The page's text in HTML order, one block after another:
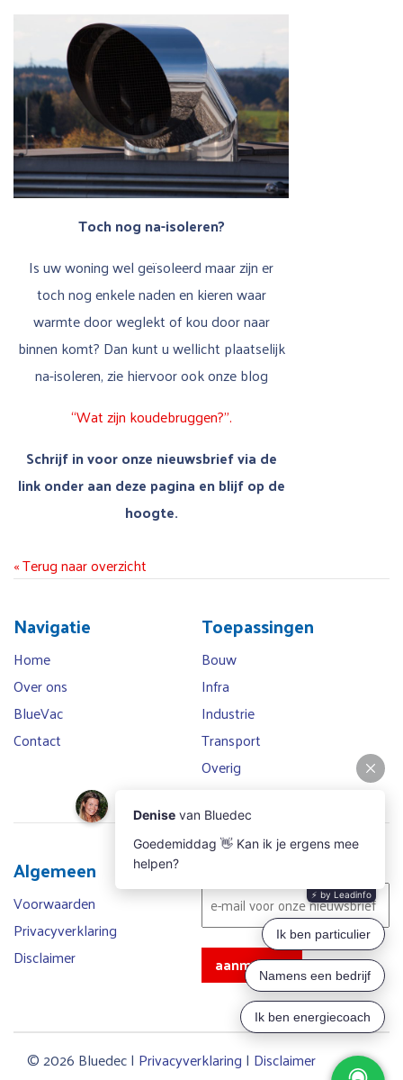
Toch nog na-isoleren?
Is uw woning wel geïsoleerd maar zijn er
toch nog enkele naden en kieren waar
warmte door weglekt of kou door naar
binnen komt? Dan kunt u wellicht plaatselijk
na-isoleren, zie hiervoor ook onze blog
“Wat zijn koudebruggen?”.
Schrijf in voor onze nieuwsbrief via de
link onder aan deze pagina en blijf op de
hoogte.
« Terug naar overzicht
Navigatie
Home
Over ons
BlueVac
Contact
Toepassingen
Bouw
Infra
Industrie
Transport
Overig
Algemeen
Voorwaarden
Privacyverklaring
Disclaimer
© 2026 Bluedec | Privacyverklaring | Disclaimer